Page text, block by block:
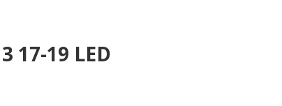
17-19 LED